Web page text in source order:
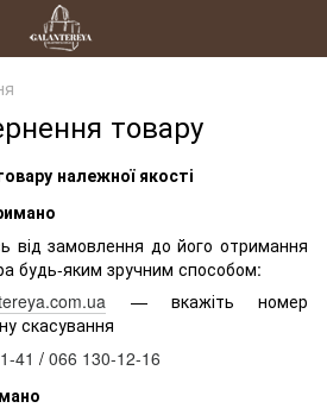
товару
належної якості
від замовлення до його отримання
будь-яким зручним способом:
— вкажіть номер
скасування
41 / 066 130-12-16